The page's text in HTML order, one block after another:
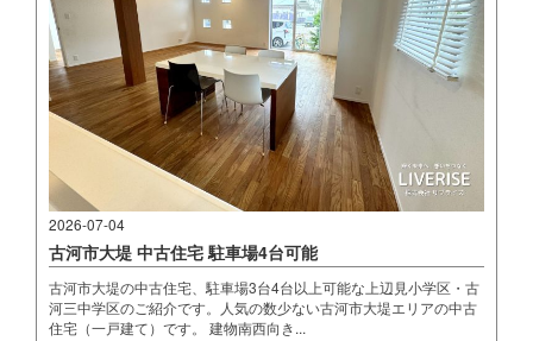
2026-07-04
古河市大堤 中古住宅 駐車場4台可能
古河市大堤の中古住宅、駐車場3台4台以上可能な上辺見小学区・古
河三中学区のご紹介です。人気の数少ない古河市大堤エリアの中古
住宅（一戸建て）です。 建物南西向き...